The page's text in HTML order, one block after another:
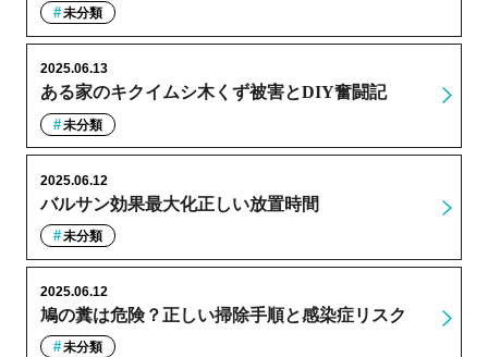
未分類
ある家のキクイムシ木くず被害とDIY奮闘記
2025.06.13
未分類
バルサン効果最大化正しい放置時間
2025.06.12
未分類
鳩の糞は危険？正しい掃除手順と感染症リスク
2025.06.12
未分類